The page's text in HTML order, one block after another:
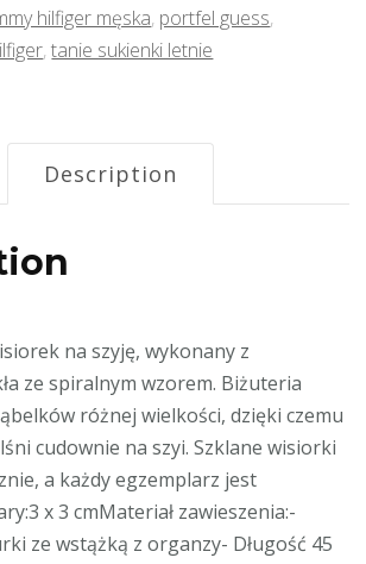
hilfiger męska, portfel guess,
,tanie sukienki letnie
Description
na szyję, wykonany z
ze spiralnym wzorem. Biżuteria
różnej wielkości, dzięki czemu
cudownie na szyi. Szklane wisiorki
a każdy egzemplarz jest
x 3 cmMateriał zawieszenia:-
ze wstążką z organzy- Długość 45